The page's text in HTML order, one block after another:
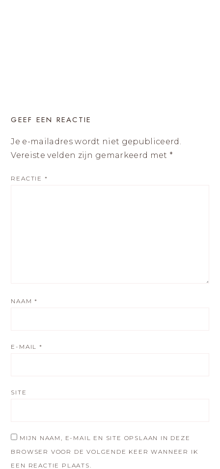
GEEF EEN REACTIE
Je e-mailadres wordt niet gepubliceerd.
Vereiste velden zijn gemarkeerd met *
REACTIE *
NAAM*
E-MAIL*
SITE
MIJN NAAM, E-MAIL EN SITE OPSLAAN IN DEZE
BROWSER VOOR DE VOLGENDE KEER WANNEER IK
EEN REACTIE PLAATS.